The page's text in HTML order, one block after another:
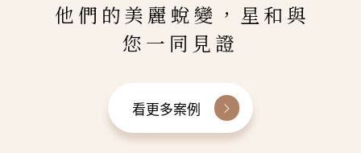
他們的美麗蛻變，星和與
您一同見證
看更多案例